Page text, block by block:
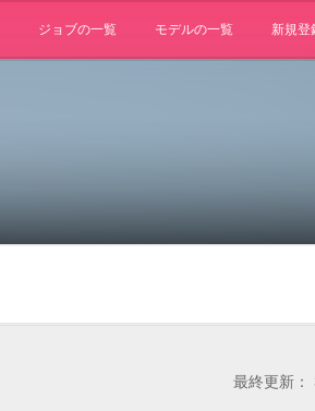
ジョブの一覧 モデルの一覧 新規登
最終更新：